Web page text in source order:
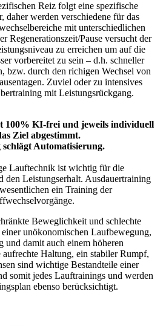
Reiz folgt eine spezifische
werden verschiedene für das
mit unterschiedlichen
Regenerationszeit/Pause versucht der
zu erreichen um auf die
vorbereitet zu sein – d.h. schneller
bzw. durch den richigen Wechsel von
Zuviel oder zu intensives
mit Leistungsrückgang.
100% KI-frei und jeweils individuell
Ziel abgestimmt.
Automatisierung.
Lauftechnik ist wichtig für die
den Leistungserhalt. Ausdauertraining
ein Training der
Beweglichkeit und schlechte
unökonomischen Laufbewegung,
und damit auch einem höheren
Haltung, ein stabiler Rumpf,
sind wichtige Bestandteile einer
somit jedes Lauftrainings und werden
ebenso berücksichtigt.